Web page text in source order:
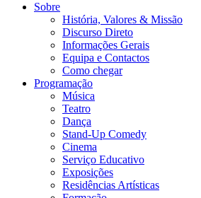
Sobre
História, Valores & Missão
Discurso Direto
Informações Gerais
Equipa e Contactos
Como chegar
Programação
Música
Teatro
Dança
Stand-Up Comedy
Cinema
Serviço Educativo
Exposições
Residências Artísticas